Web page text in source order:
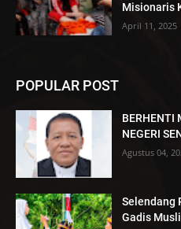
Misionaris
April 11, 2025
POPULAR POST
BERHENTI
NEGERI
Agustus 04,
Selendang
Gadis